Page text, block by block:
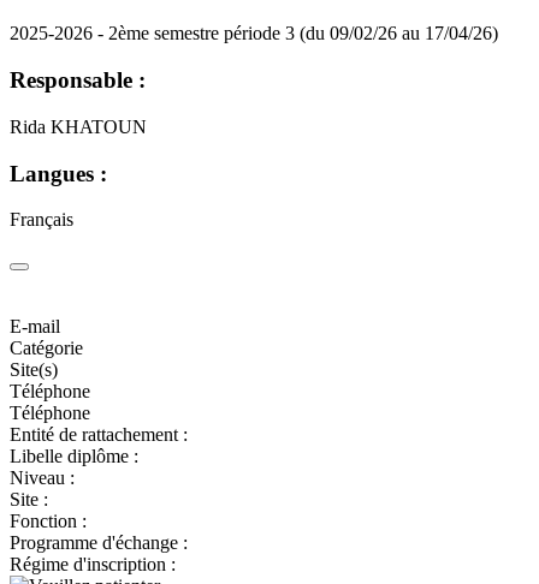
2025-2026 - 2ème semestre période 3 (du 09/02/26 au 17/04/26)
Responsable :
Rida KHATOUN
Langues :
Français
E-mail
Catégorie
Site(s)
Téléphone
Téléphone
Entité de rattachement :
Libelle diplôme :
Niveau :
Site :
Fonction :
Programme d'échange :
Régime d'inscription :